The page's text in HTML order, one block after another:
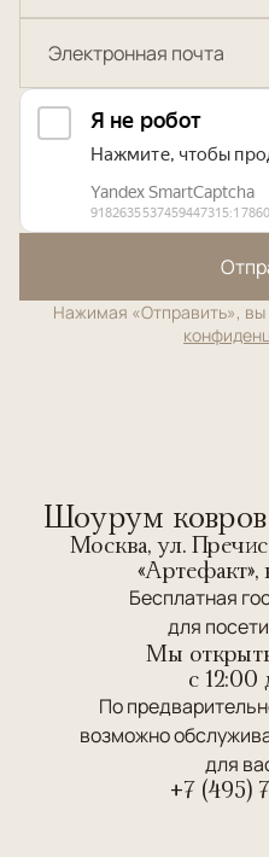
Нажимая «Отправить», вы
Шоурум
Москва, ул.
Бесплатная
для
Мы
c 12:00
По
возможно
для
+7 (495)